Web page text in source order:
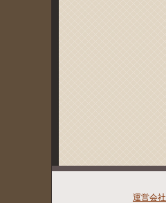
運営会社